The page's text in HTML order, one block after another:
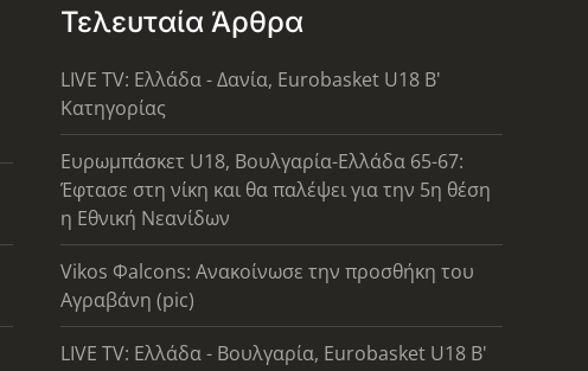
Τελευταία Άρθρα
LIVE TV: Ελλάδα - Δανία, Eurobasket U18 Β'
Κατηγορίας
Ευρωμπάσκετ U18, Βουλγαρία-Ελλάδα 65-67:
Έφτασε στη νίκη και θα παλέψει για την 5η θέση
η Εθνική Νεανίδων
Vikos Φalcons: Ανακοίνωσε την προσθήκη του
Αγραβάνη (pic)
LIVE TV: Ελλάδα - Βουλγαρία, Eurobasket U18 Β'